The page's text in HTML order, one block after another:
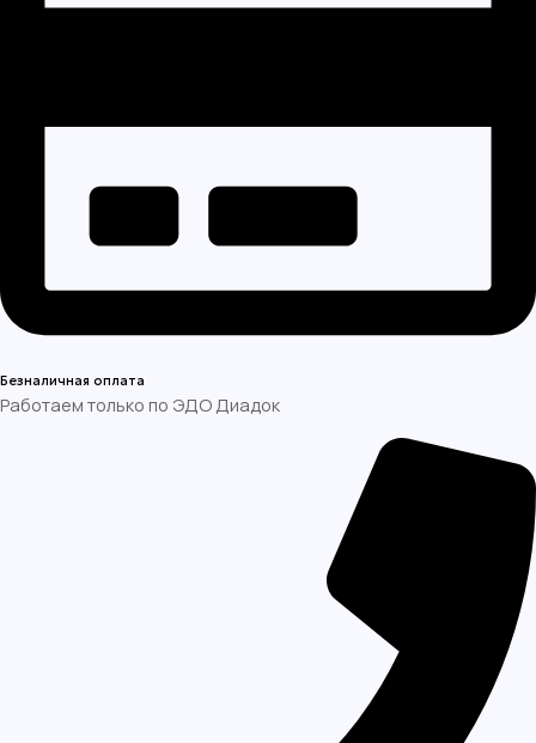
Безналичная оплата
Работаем только по ЭДО Диадок